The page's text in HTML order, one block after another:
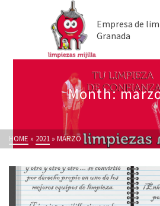
Empresa de
Granada
Month:
HOME » 2021 » MARZO